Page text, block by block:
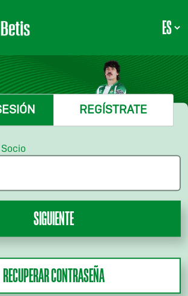
REGÍSTRATE
SIGUIENTE
RECUPERAR CONTRASEÑA